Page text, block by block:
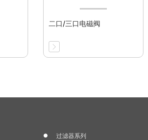
二口/三口电磁阀
过滤器系列